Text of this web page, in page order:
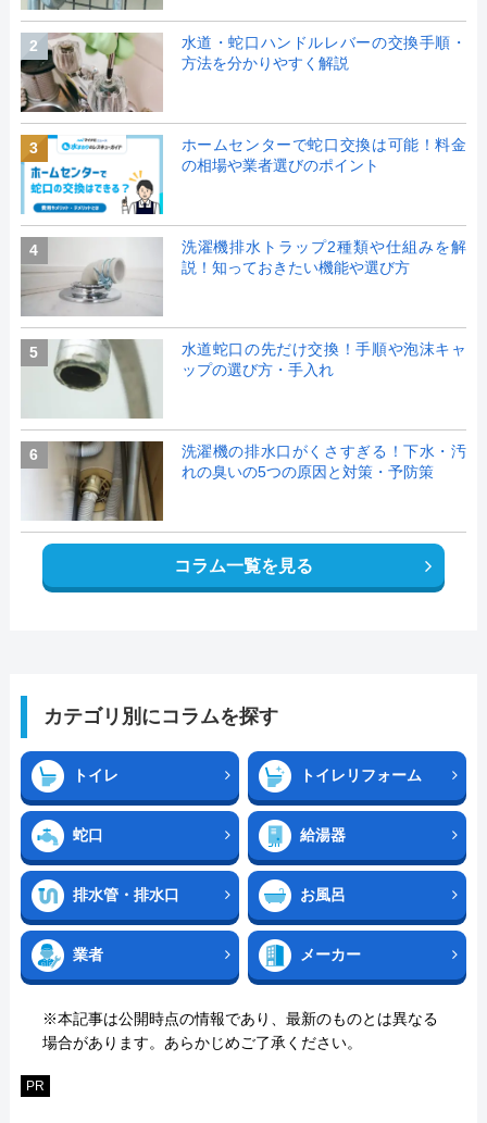
2
水道・蛇口ハンドルレバーの交換手順・
方法を分かりやすく解説
3
ホームセンターで蛇口交換は可能！料金
の相場や業者選びのポイント
4
洗濯機排水トラップ2種類や仕組みを解
説！知っておきたい機能や選び方
5
水道蛇口の先だけ交換！手順や泡沫キャ
ップの選び方・手入れ
6
洗濯機の排水口がくさすぎる！下水・汚
れの臭いの5つの原因と対策・予防策
コラム一覧を見る
カテゴリ別にコラムを探す
トイレ トイレリフォーム
蛇口 給湯器
排水管・排水口 お風呂
業者 メーカー
※本記事は公開時点の情報であり、最新のものとは異なる
場合があります。あらかじめご了承ください。
PR